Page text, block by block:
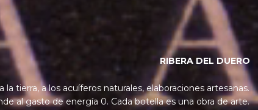
la tierra, a los acuíferos naturales, elaboraciones artesanas.
al gasto de energía 0. Cada botella es una obra de arte.
RIBERA DEL DUERO